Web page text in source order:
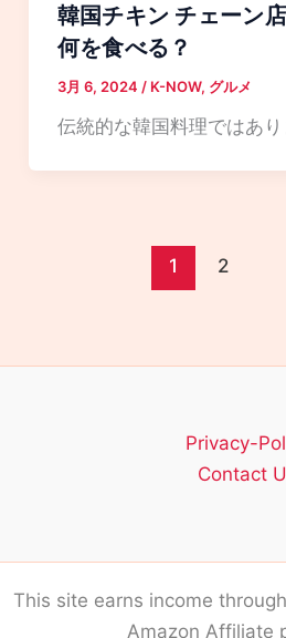
韓国チキン チェーン
何を食べる？
3月 6, 2024 / K-NOW, グルメ
伝統的な韓国料理ではあ
1 2
Privacy-
Contact
This site earns income
Amazon Affiliate